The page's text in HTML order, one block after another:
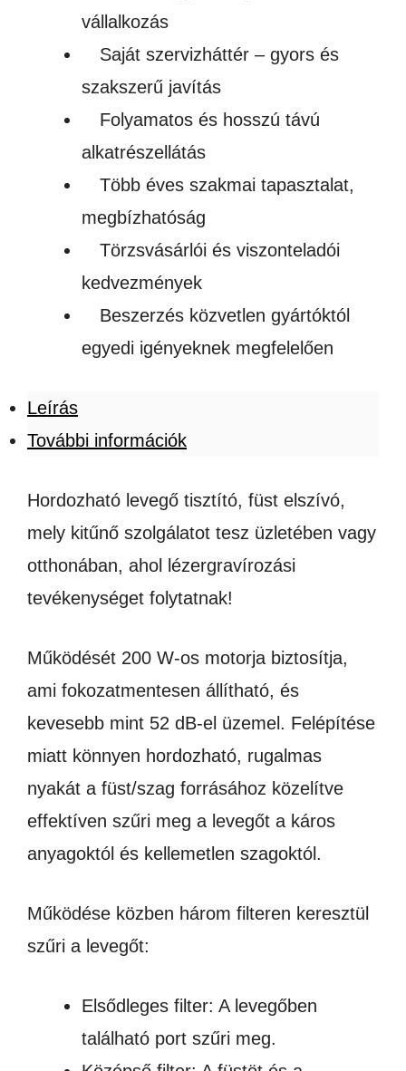
vállalkozás
Saját szervizháttér – gyors és
szakszerű javítás
Folyamatos és hosszú távú
alkatrészellátás
Több éves szakmai tapasztalat,
megbízhatóság
Törzsvásárlói és viszonteladói
kedvezmények
Beszerzés közvetlen gyártóktól
egyedi igényeknek megfelelően
Leírás
További információk
Hordozható levegő tisztító, füst elszívó,
mely kitűnő szolgálatot tesz üzletében vagy
otthonában, ahol lézergravírozási
tevékenységet folytatnak!
Működését 200 W-os motorja biztosítja,
ami fokozatmentesen állítható, és
kevesebb mint 52 dB-el üzemel. Felépítése
miatt könnyen hordozható, rugalmas
nyakát a füst/szag forrásához közelítve
effektíven szűri meg a levegőt a káros
anyagoktól és kellemetlen szagoktól.
Működése közben három filteren keresztül
szűri a levegőt:
Elsődleges filter: A levegőben
található port szűri meg.